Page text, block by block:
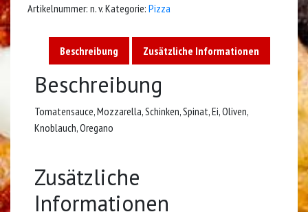
Artikelnummer: n. v.Kategorie: Pizza
Beschreibung Zusätzliche Informationen
Beschreibung
Tomatensauce, Mozzarella, Schinken, Spinat, Ei, Oliven,
Knoblauch, Oregano
Zusätzliche
Informationen